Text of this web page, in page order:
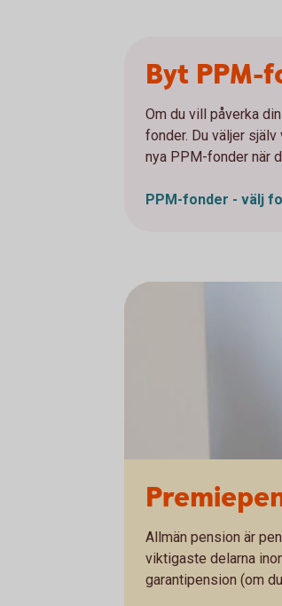
Byt PPM-
Om du vill påverka
fonder. Du väljer
nya PPM-fonder när
PPM-fonder - välj
Allmän pension är
viktigaste delarna
garantipension (om